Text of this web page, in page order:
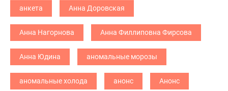
анкета Анна Доровская
Анна Нагорнова Анна Филлиповна Фирсова
Анна Юдина аномальные морозы
аномальные холода анонс Анонс